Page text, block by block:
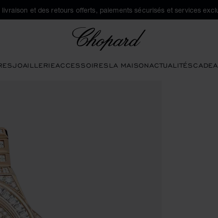
livraison et des retours offerts, paiements sécurisés et services
JOAILLERIEACCESSOIRESLA MAISONACTUALITÉS